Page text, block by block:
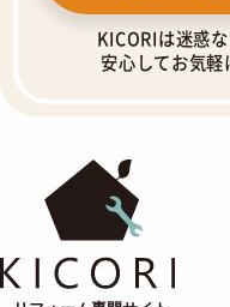
KICORIは迷惑
安心してお気軽